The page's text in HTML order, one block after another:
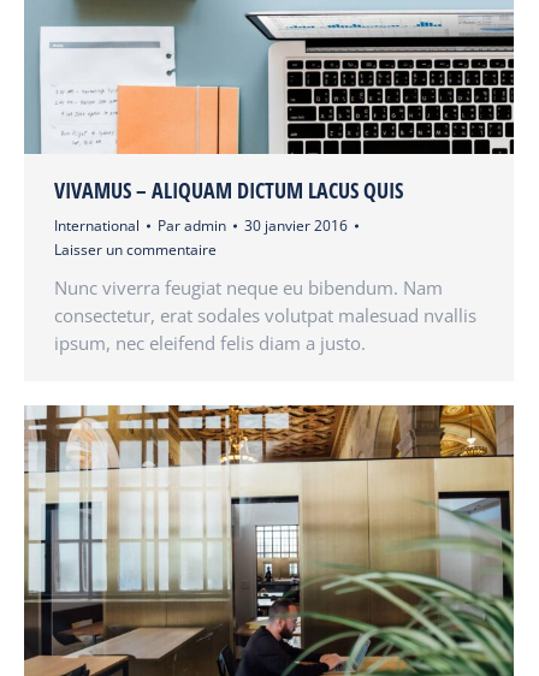
VIVAMUS – ALIQUAM DICTUM LACUS QUIS
International Paradmin
30 janvier 2016
Laisser un commentaire
Nunc viverra feugiat neque eu bibendum. Nam
consectetur, erat sodales volutpat malesuad nvallis
ipsum, nec eleifend felis diam a justo.